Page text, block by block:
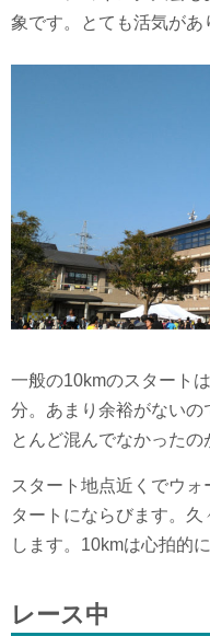
象です。とても活気があ
一般の10kmのスタート
分。あまり余裕がないの
とんど混んでなかったの
スタート地点近くでウ
タートにならびます。
します。10kmは心拍的
レース中